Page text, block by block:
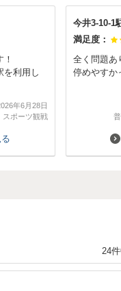
を利用し
年6月28日
スポーツ観戦
今井3-10-1
満足度：
全く問題あ
停めやすか
24